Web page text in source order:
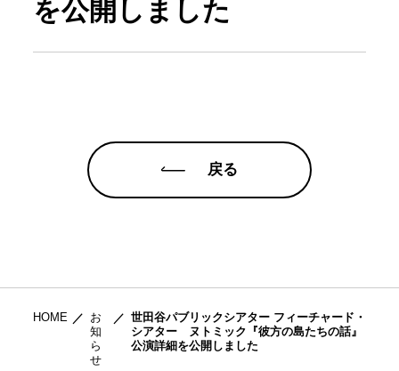
を公開しました
戻る
HOME
お
知
ら
せ
世田谷パブリックシアター フィーチャード・
シアター ヌトミック『彼方の島たちの話』
公演詳細を公開しました